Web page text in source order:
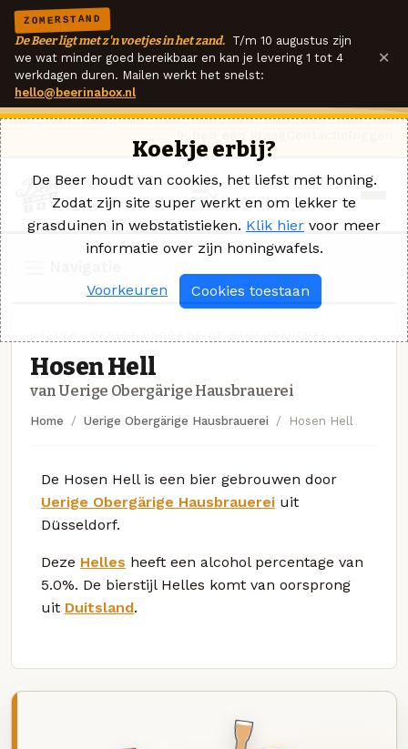
ZOMERSTAND
De Beer ligt met z'n voetjes in het zand. T/m 10 augustus zijn
we wat minder goed bereikbaar en kan je levering 1 tot 4
werkdagen duren. Mailen werkt het snelst:
hello@beerinabox.nl
×
Hosen Hell
van Uerige Obergärige Hausbrauerei
Home Uerige Obergärige Hausbrauerei Hosen Hell
De Hosen Hell is een bier gebrouwen door
Uerige Obergärige Hausbrauerei uit
Düsseldorf.
Deze Helles heeft een alcohol percentage van
5.0%. De bierstijl Helles komt van oorsprong
uit Duitsland.
Koekje erbij?
De Beer houdt van cookies, het liefst met honing.
Zodat zijn site super werkt en om lekker te
grasduinen in webstatistieken. Klik hier voor meer
informatie over zijn honingwafels.
Voorkeuren Cookies toestaan